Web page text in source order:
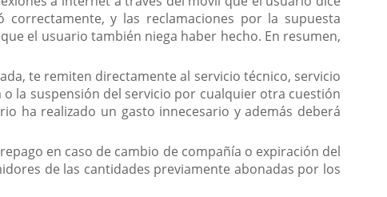
y las reclamaciones por la supuesta
el usuario también niega haber hecho. En resumen,
te remiten directamente al servicio técnico, servicio
la suspensión del servicio por cualquier otra cuestión
ha realizado un gasto innecesario y además deberá
en caso de cambio de compañía o expiración del
de las cantidades previamente abonadas por los